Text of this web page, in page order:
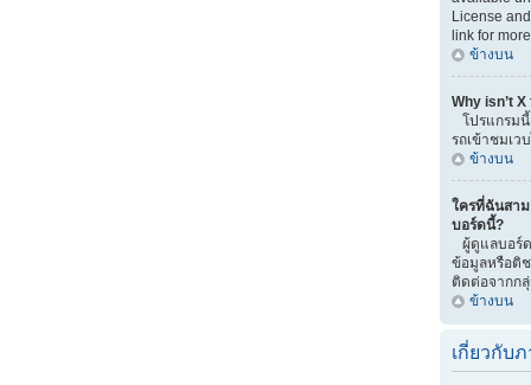
License
link for
ข้างบน
Why isn’t
โปรแกรมนี้
รถเข้าชมเว
ข้างบน
ใครที่ฉันสา
บอร์ดนี้?
ผู้ดูแลบอร์
ข้อมูลหรือติ
ติดต่อจากก
ข้างบน
เกี่ยวกับ